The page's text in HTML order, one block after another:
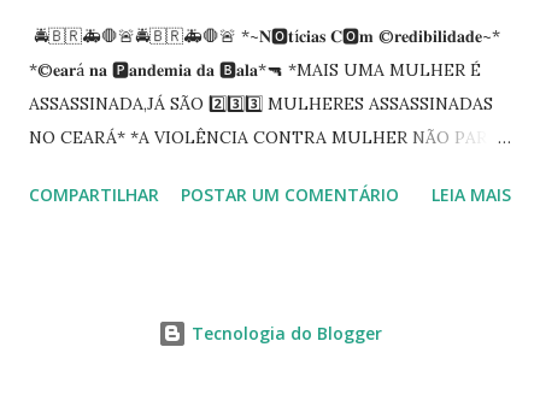
🚔🇧🇷🚑🛑🚨🚔🇧🇷🚑🛑🚨 *~𝐍🅾️𝐭í𝐜𝐢𝐚𝐬 𝐂🅾️𝐦 ©️𝐫𝐞𝐝𝐢𝐛𝐢𝐥𝐢𝐝𝐚𝐝𝐞~*
*©️𝐞𝐚𝐫á 𝐧𝐚 🅿️𝐚𝐧𝐝𝐞𝐦𝐢𝐚 𝐝𝐚 🅱️𝐚𝐥𝐚*🔫 *MAIS UMA MULHER É
ASSASSINADA,JÁ SÃO 2️⃣3️⃣3️⃣ MULHERES ASSASSINADAS
NO CEARÁ* *A VIOLÊNCIA CONTRA MULHER NÃO PARA
informações quarto pessoas foram executadas no Distrito
Tbm Amanari. Estavam em uma casa, onde foi invadida e
COMPARTILHAR POSTAR UM COMENTÁRIO LEIA MAIS
Tecnologia do Blogger